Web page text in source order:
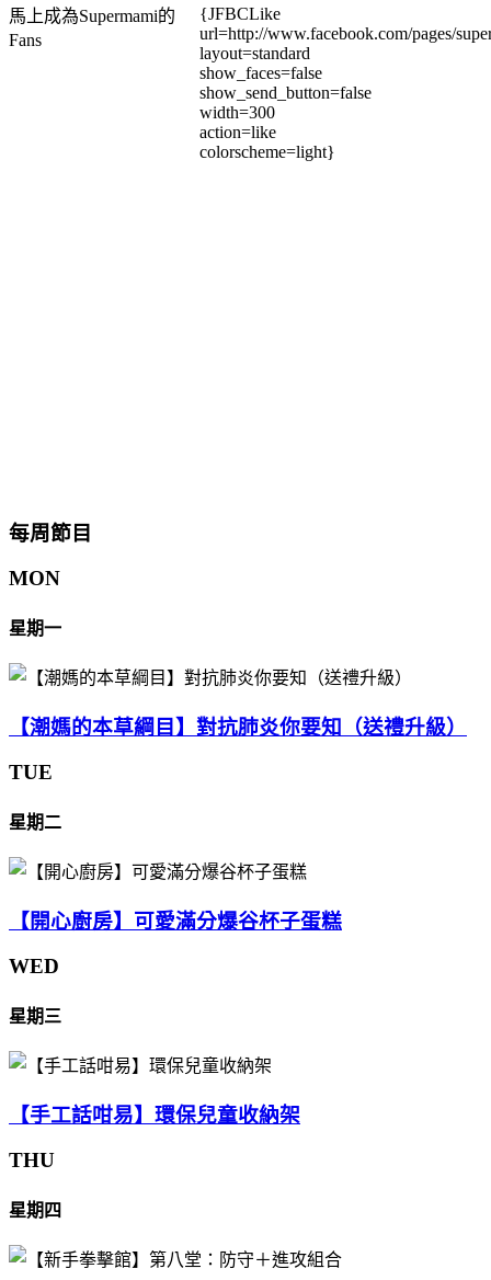
馬上成為Supermami的
Fans
{JFBCLike
url=http://www.facebook.com/pages/
layout=standard
show_faces=false
show_send_button=false
width=300
action=like
colorscheme=light}
每周節目
MON
星期一
【潮媽的本草綱目】對抗肺炎你要知（送禮升級）
TUE
星期二
【開心廚房】可愛滿分爆谷杯子蛋糕
WED
星期三
【手工話咁易】環保兒童收納架
THU
星期四